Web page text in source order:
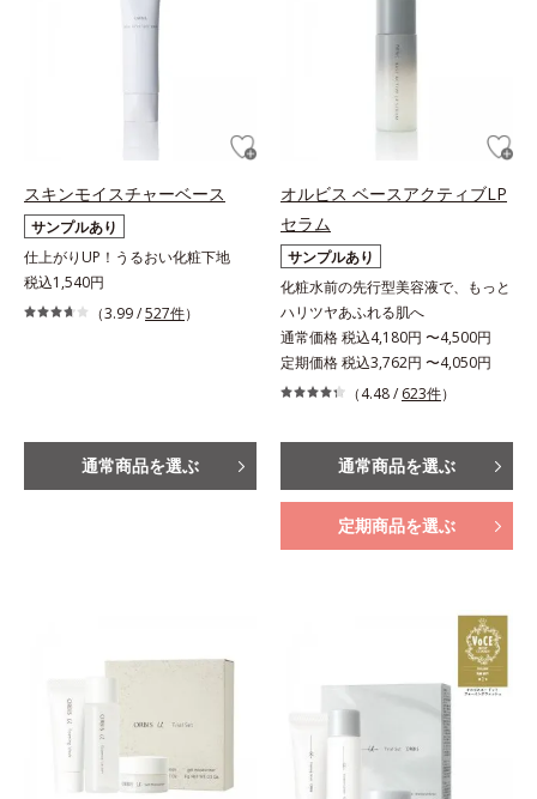
スキンモイスチャーベース
サンプルあり
仕上がりUP！うるおい化粧下地
税込1,540円
（3.99 /527件）
通常商品を選ぶ
オルビス ベースアクティブLP
セラム
サンプルあり
化粧水前の先行型美容液で、もっと
ハリツヤあふれる肌へ
通常価格 税込4,180円 〜4,500円
定期価格 税込3,762円 〜4,050円
（4.48 / 623件）
通常商品を選ぶ
定期商品を選ぶ